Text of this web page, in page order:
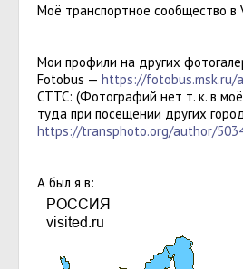
Моё транспортное сообщество в
Мои профили на других
Fotobus — https://fotobus.msk.ru/
СТТС: (Фотографий нет т. к. в
туда при посещении других
https://transphoto.org/author/
А был я в: